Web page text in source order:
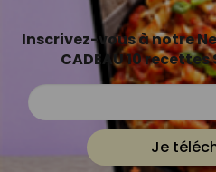
Inscrivez-vous à notre
CADEAU 10 recettes
Je